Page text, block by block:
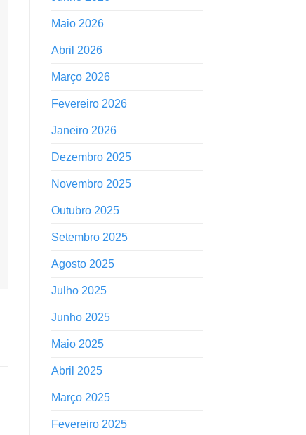
Maio 2026
Abril 2026
Março 2026
Fevereiro 2026
Janeiro 2026
Dezembro 2025
Novembro 2025
Outubro 2025
Setembro 2025
Agosto 2025
Julho 2025
Junho 2025
Maio 2025
Abril 2025
Março 2025
Fevereiro 2025